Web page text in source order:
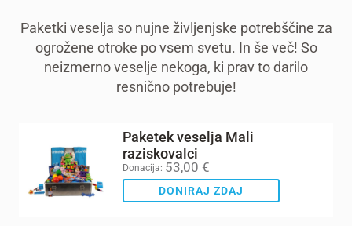
Paketki veselja so nujne življenjske potrebščine za
ogrožene otroke po vsem svetu. In še več! So
neizmerno veselje nekoga, ki prav to darilo
resnično potrebuje!
Paketek veselja Mali
raziskovalci
Donacija: 53,00 €
DONIRAJ ZDAJ